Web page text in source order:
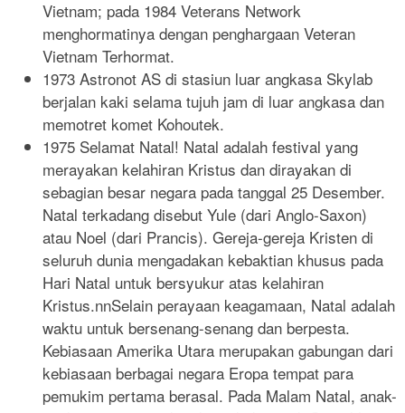
Vietnam; pada 1984 Veterans Network
menghormatinya dengan penghargaan Veteran
Vietnam Terhormat.
1973 Astronot AS di stasiun luar angkasa Skylab
berjalan kaki selama tujuh jam di luar angkasa dan
memotret komet Kohoutek.
1975 Selamat Natal! Natal adalah festival yang
merayakan kelahiran Kristus dan dirayakan di
sebagian besar negara pada tanggal 25 Desember.
Natal terkadang disebut Yule (dari Anglo-Saxon)
atau Noel (dari Prancis). Gereja-gereja Kristen di
seluruh dunia mengadakan kebaktian khusus pada
Hari Natal untuk bersyukur atas kelahiran
Kristus.nnSelain perayaan keagamaan, Natal adalah
waktu untuk bersenang-senang dan berpesta.
Kebiasaan Amerika Utara merupakan gabungan dari
kebiasaan berbagai negara Eropa tempat para
pemukim pertama berasal. Pada Malam Natal, anak-